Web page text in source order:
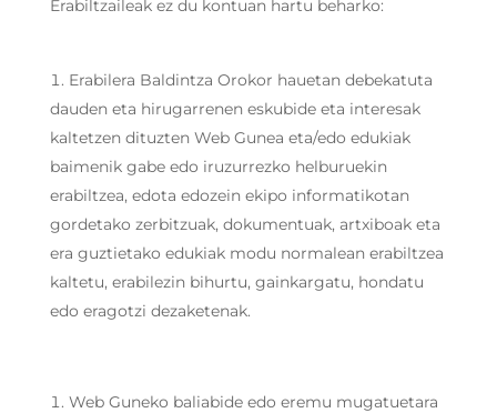
Erabiltzaileak ez du kontuan hartu beharko:
Erabilera Baldintza Orokor hauetan debekatuta
dauden eta hirugarrenen eskubide eta interesak
kaltetzen dituzten Web Gunea eta/edo edukiak
baimenik gabe edo iruzurrezko helburuekin
erabiltzea, edota edozein ekipo informatikotan
gordetako zerbitzuak, dokumentuak, artxiboak eta
era guztietako edukiak modu normalean erabiltzea
kaltetu, erabilezin bihurtu, gainkargatu, hondatu
edo eragotzi dezaketenak.
Web Guneko baliabide edo eremu mugatuetara